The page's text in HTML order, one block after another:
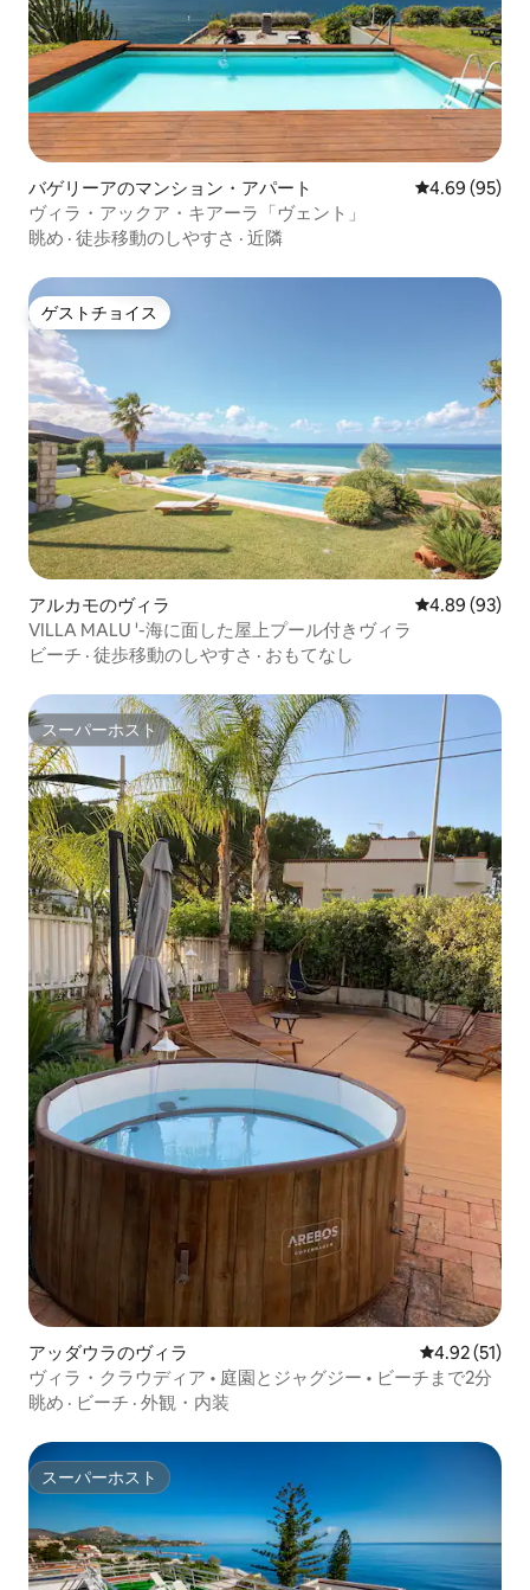
バゲリーアのマンション・アパート レビュー95
4.69 (95)
ヴィラ・アックア・キアーラ「ヴェント」
眺め · 徒歩移動のしやすさ · 近隣
ゲストチョイス
ゲストチョイス
アルカモのヴィラ レビュー93
4.89 (93)
VILLA MALU '-海に面した屋上プール付きヴィラ
ビーチ · 徒歩移動のしやすさ · おもてなし
スーパーホスト
スーパーホスト
アッダウラのヴィラ レビュー51
4.92 (51)
ヴィラ・クラウディア • 庭園とジャグジー • ビーチまで2分
眺め · ビーチ · 外観・内装
スーパーホスト
スーパーホスト